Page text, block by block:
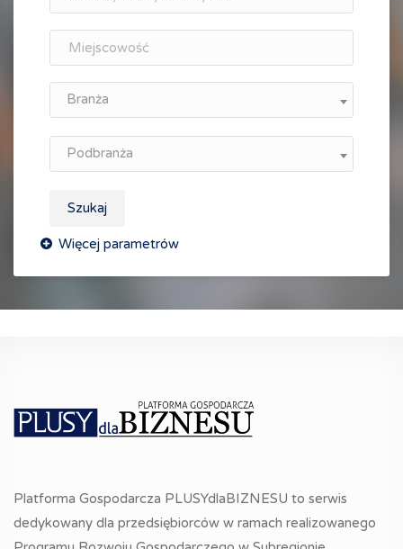
Branża
Podbranża
Szukaj
Platforma Gospodarcza PLUSYdlaBIZNESU to serwis
dedykowany dla przedsiębiorców w ramach realizowanego